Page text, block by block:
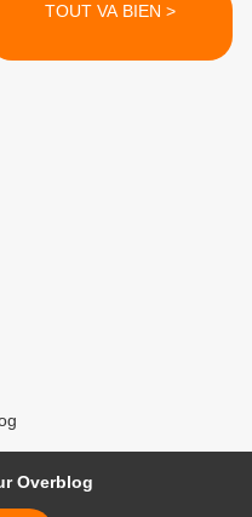
TOUT VA BIEN >
Overblog